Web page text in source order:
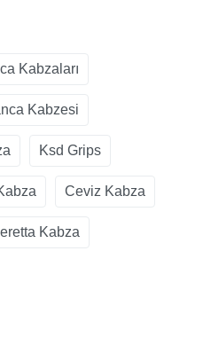
Kabzaları
Kabzesi
Ksd Grips
Ceviz Kabza
Kabza